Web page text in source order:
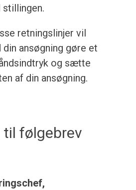
stillingen.
retningslinjer vil
din ansøgning gøre et
og sætte
af din ansøgning.
følgebrev